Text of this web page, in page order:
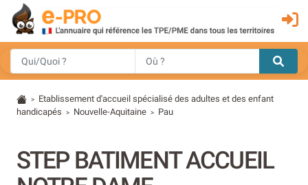
> Etablissement d'accueil spécialisé des adultes et des enfant
handicapés > Nouvelle-Aquitaine > Pau
STEP BATIMENT ACCUEIL